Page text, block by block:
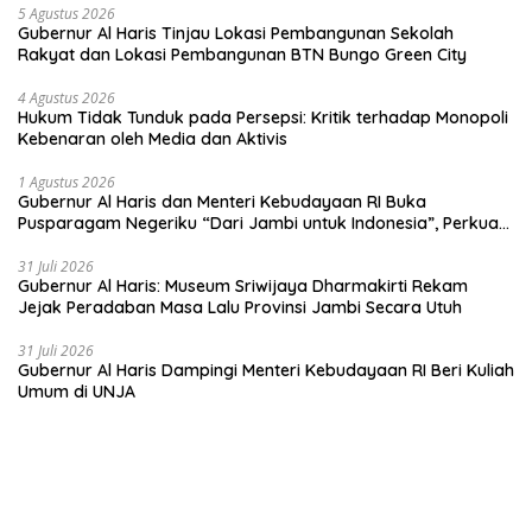
tangan”
5 Agustus 2026
Gubernur Al Haris Tinjau Lokasi Pembangunan Sekolah
Rakyat dan Lokasi Pembangunan BTN Bungo Green City
4 Agustus 2026
Hukum Tidak Tunduk pada Persepsi: Kritik terhadap Monopoli
Kebenaran oleh Media dan Aktivis
1 Agustus 2026
Gubernur Al Haris dan Menteri Kebudayaan RI Buka
Pusparagam Negeriku “Dari Jambi untuk Indonesia”, Perkuat
31 Juli 2026
Gubernur Al Haris: Museum Sriwijaya Dharmakirti Rekam
Jejak Peradaban Masa Lalu Provinsi Jambi Secara Utuh
31 Juli 2026
Gubernur Al Haris Dampingi Menteri Kebudayaan RI Beri Kuliah
Umum di UNJA